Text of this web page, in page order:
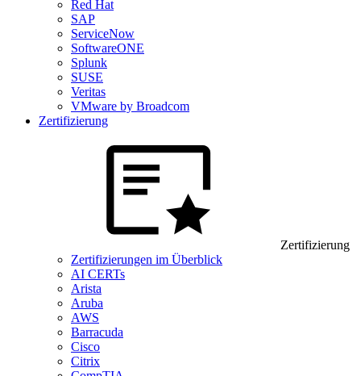
Red Hat
SAP
ServiceNow
SoftwareONE
Splunk
SUSE
Veritas
VMware by Broadcom
Zertifizierung
Zertifizierung
Zertifizierungen im Überblick
AI CERTs
Arista
Aruba
AWS
Barracuda
Cisco
Citrix